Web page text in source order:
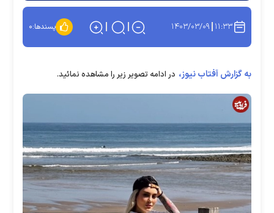
۱۱:۳۳ ۱۴۰۳/۰۳/۰۹ پسندها:۰
به گزارش آفتاب نیوز، در ادامه تصویر زیر را مشاهده نمائید.